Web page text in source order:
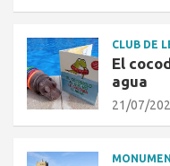
CLUB DE
El
agua
21/07/